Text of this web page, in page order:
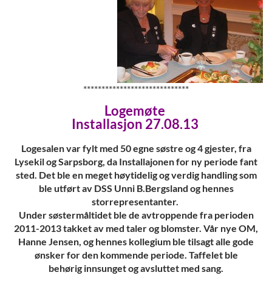
*****************************
Logemøte
Installasjon 27.08.13
Logesalen var fylt med 50 egne søstre og 4 gjester, fra
Lysekil og Sarpsborg, da Installajonen for ny periode fant
sted. Det ble en meget høytidelig og verdig handling som
ble utført av DSS Unni B.Bergsland og hennes
storrepresentanter.
Under søstermåltidet ble de avtroppende fra perioden
2011-2013 takket av med taler og blomster. Vår nye OM,
Hanne Jensen, og hennes kollegium ble tilsagt alle gode
ønsker for den kommende periode. Taffelet ble
behørig innsunget og avsluttet med sang.